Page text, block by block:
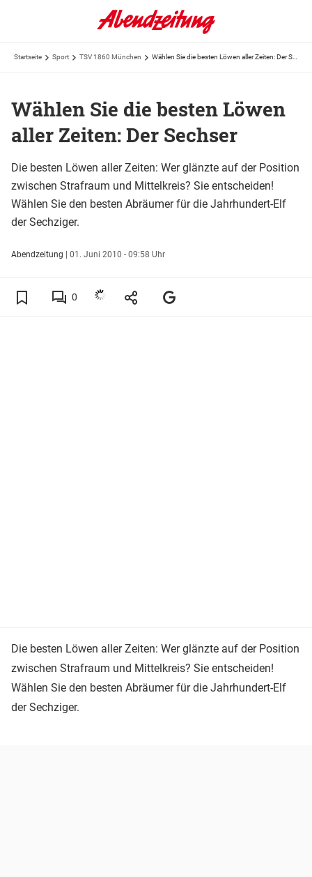
Startseite Sport TSV 1860 München
Wählen Sie die besten Löwen
aller Zeiten: Der Sechser
Die besten Löwen aller Zeiten: Wer glänzte auf der Position
zwischen Strafraum und Mittelkreis? Sie entscheiden!
Wählen Sie den besten Abräumer für die Jahrhundert-Elf
der Sechziger.
Abendzeitung | 01. Juni 2010 - 09:58 Uhr
0
Die besten Löwen aller Zeiten: Wer glänzte auf der Position
zwischen Strafraum und Mittelkreis? Sie entscheiden!
Wählen Sie den besten Abräumer für die Jahrhundert-Elf
der Sechziger.